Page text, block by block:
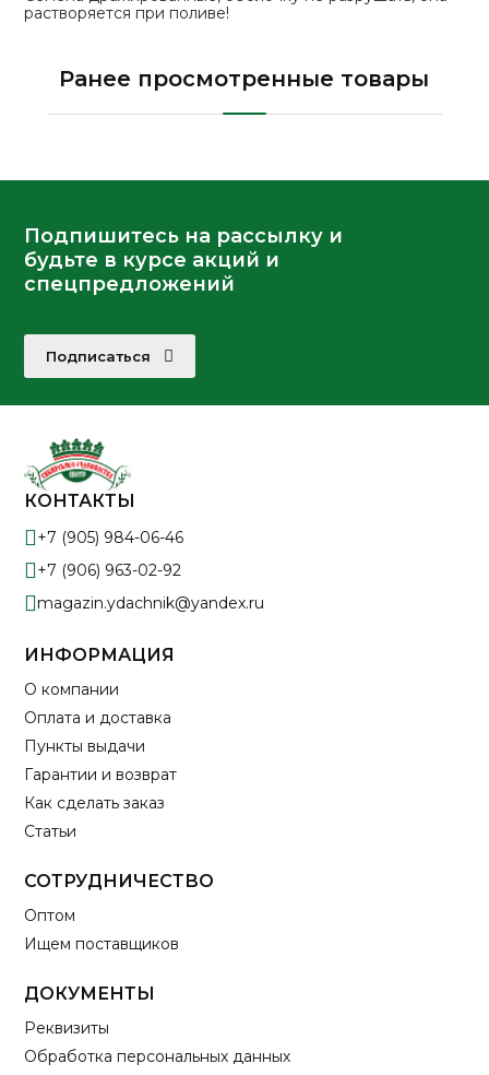
растворяется при поливе!
Ранее просмотренные товары
Подпишитесь на рассылку и
будьте в курсе акций и
спецпредложений
Подписаться
КОНТАКТЫ
+7 (905) 984-06-46
+7 (906) 963-02-92
magazin.ydachnik@yandex.ru
ИНФОРМАЦИЯ
О компании
Оплата и доставка
Пункты выдачи
Гарантии и возврат
Как сделать заказ
Статьи
СОТРУДНИЧЕСТВО
Оптом
Ищем поставщиков
ДОКУМЕНТЫ
Реквизиты
Обработка персональных данных